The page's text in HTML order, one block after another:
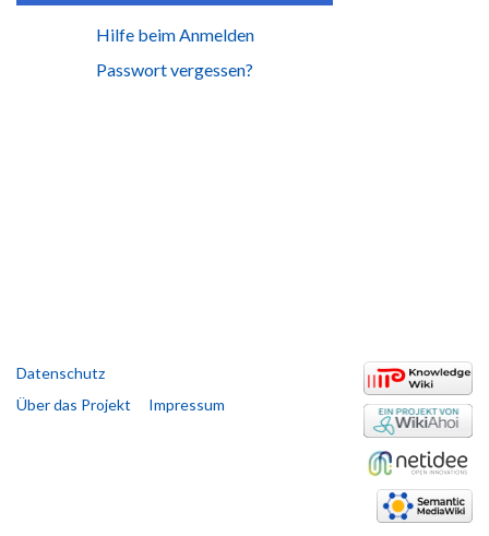
Hilfe beim Anmelden
Passwort vergessen?
Datenschutz
Über das Projekt
Impressum